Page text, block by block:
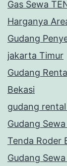
Gas Sewa
Harganya
Gudang
jakarta Timur
Gudang
Bekasi
gudang
Gudang
Tenda Roder
Gudang